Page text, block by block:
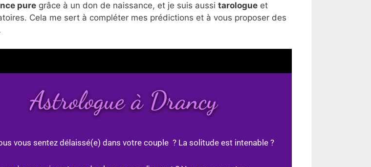
pure grâce à un don de naissance, et je suis aussi tarologue et
Cela me sert à compléter mes prédictions et à vous proposer des
Astrologue à Drancy
vous sentez délaissé(e) dans votre couple ? La solitude est intenable ?